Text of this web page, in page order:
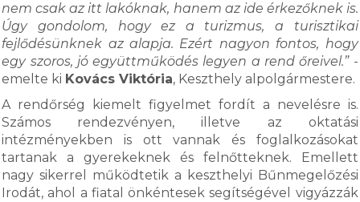
nem csak az itt lakóknak, hanem az ide érkezőknek is.
Úgy gondolom, hogy ez a turizmus, a turisztikai
fejlődésünknek az alapja. Ezért nagyon fontos, hogy
egy szoros, jó együttműködés legyen a rend őreivel.”-
emelte ki Kovács Viktória, Keszthely alpolgármestere.
A rendőrség kiemelt figyelmet fordít a nevelésre is.
Számos rendezvényen, illetve az oktatási
intézményekben is ott vannak és foglalkozásokat
tartanak a gyerekeknek és felnőtteknek. Emellett
nagy sikerrel működtetik a keszthelyi Bűnmegelőzési
Irodát, ahol a fiatal önkéntesek segítségével vigyázzák